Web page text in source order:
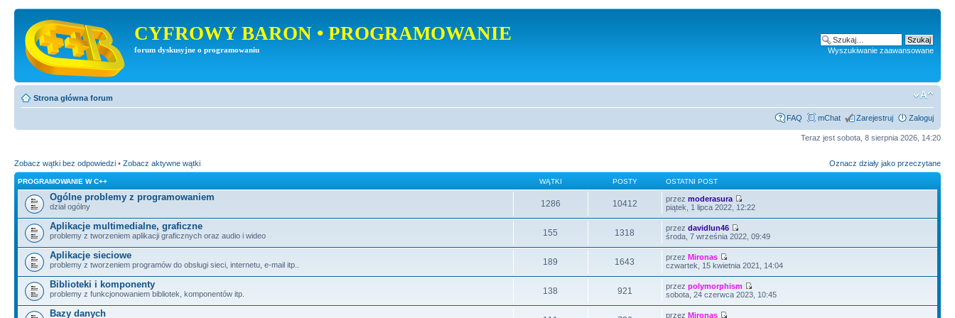
CYFROWY BARON • PROGRAMOWANIE
forum dyskusyjne o programowaniu Wyszukiwanie zaawansowane
Strona główna forum
FAQ mChat Zarejestruj Zaloguj
Teraz jest sobota, 8 sierpnia 2026, 14:20
Zobacz wątki bez odpowiedzi • Zobacz aktywne wątki Oznacz działy jako przeczytane
PROGRAMOWANIE W C++ WĄTKI POSTY OSTATNI POST
Ogólne problemy z programowaniem
dział ogólny 1286 10412 przezmoderasura
piątek, 1 lipca 2022, 12:22
Aplikacje multimedialne, graficzne
problemy z tworzeniem aplikacji graficznych oraz audio i wideo 155 1318 przezdavidlun46
środa, 7 września 2022, 09:49
Aplikacje sieciowe
problemy z tworzeniem programów do obsługi sieci, internetu, e-mail itp.. 189 1643 przezMironas
czwartek, 15 kwietnia 2021, 14:04
Biblioteki i komponenty
problemy z funkcjonowaniem bibliotek, komponentów itp. 138 921 przezpolymorphism
sobota, 24 czerwca 2023, 10:45
Bazy danych przezMironas